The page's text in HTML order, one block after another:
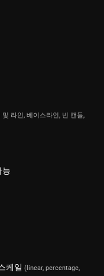
라인, 베이스라인, 빈 캔들,
능
케일 (linear, percentage,